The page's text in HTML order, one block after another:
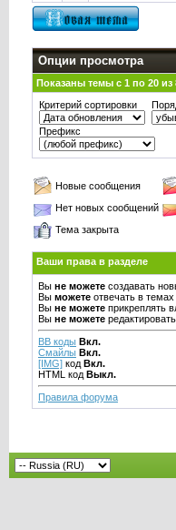
Опции просмотра
Показаны темы с 1 по 20 из
Критерий сортировки
Префикс
Новые сообщения
Нет новых сообщений
Тема закрыта
Ваши права в разделе
Вы не можетесоздавать
Вы можетеотвечать в темах
Вы не можетеприкреплять
Вы не можете
BB коды Вкл.
Смайлы Вкл.
[IMG]код Вкл.
HTML код Выкл.
Правила форума